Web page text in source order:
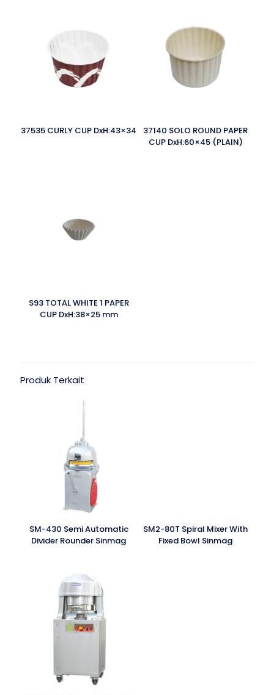
37535 CURLY CUP DxH:43×34
37140 SOLO ROUND PAPER
CUP DxH:60×45 (PLAIN)
S93 TOTAL WHITE 1 PAPER
CUP DxH:38×25 mm
Produk Terkait
SM-430 Semi Automatic
Divider Rounder Sinmag
SM2-80T Spiral Mixer With
Fixed Bowl Sinmag